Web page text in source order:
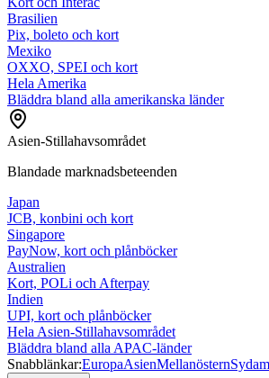
Brasilien
Pix, boleto och kort
Mexiko
OXXO, SPEI och kort
Hela Amerika
Bläddra bland alla amerikanska länder
Asien-Stillahavsområdet
Blandade marknadsbeteenden
Japan
JCB, konbini och kort
Singapore
PayNow, kort och plånböcker
Australien
Kort, POLi och Afterpay
Indien
UPI, kort och plånböcker
Hela Asien-Stillahavsområdet
Bläddra bland alla APAC-länder
Snabblänkar:EuropaAsienMellanöstern